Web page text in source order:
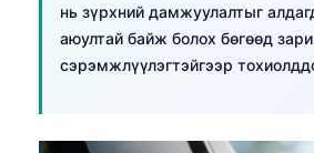
нь зүрхний дамжуулалтыг
аюултай байж болох бөгөөд
сэрэмжлүүлэгтэйгээр
Bosanski